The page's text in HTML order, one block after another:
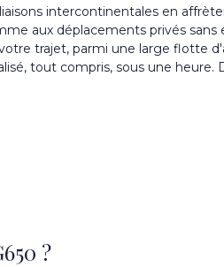
intercontinentales en
aux déplacements privés
trajet, parmi une large flotte
tout compris, sous une heure.
?